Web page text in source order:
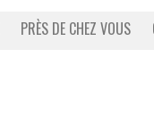
PRÈS DE CHEZ VOUS